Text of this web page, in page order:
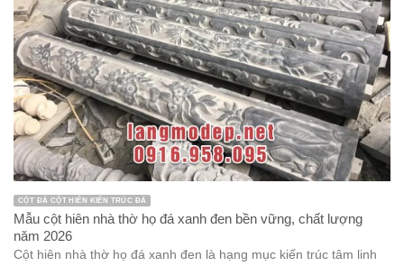
CỘT ĐÁ CỘT HIÊN KIẾN TRÚC ĐÁ
Mẫu cột hiên nhà thờ họ đá xanh đen bền vững, chất lượng
năm 2026
Cột hiên nhà thờ họ đá xanh đen là hạng mục kiến trúc tâm linh